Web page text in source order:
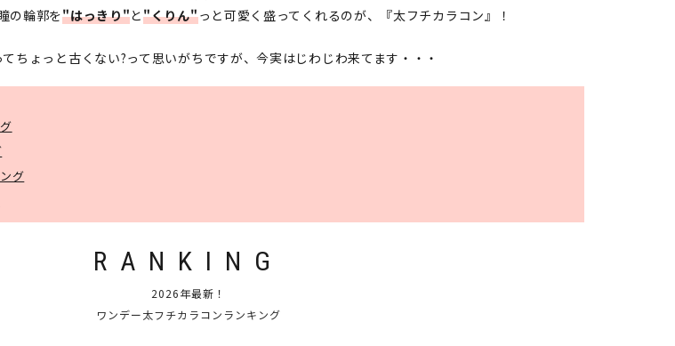
の輪郭を"はっきり"と"くりん"っと可愛く盛ってくれるのが、『太フチカラコン』！
ちょっと古くない?って思いがちですが、今実はじわじわ来てます・・・
グ
RANKING
2026年最新！
ワンデー太フチカラコンランキング